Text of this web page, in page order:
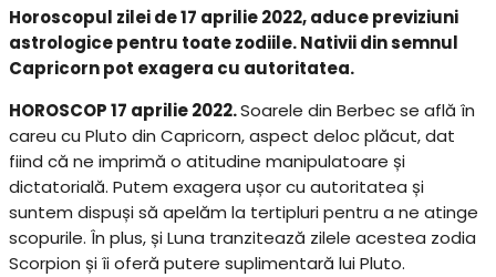
Horoscopul zilei de 17 aprilie 2022, aduce previziuni
astrologice pentru toate zodiile. Nativii din semnul
Capricorn pot exagera cu autoritatea.
HOROSCOP 17 aprilie 2022.Soarele din Berbec se află în
careu cu Pluto din Capricorn, aspect deloc plăcut, dat
fiind că ne imprimă o atitudine manipulatoare și
dictatorială. Putem exagera ușor cu autoritatea și
suntem dispuși să apelăm la tertipluri pentru a ne atinge
scopurile. În plus, și Luna tranzitează zilele acestea zodia
Scorpion și îi oferă putere suplimentară lui Pluto.